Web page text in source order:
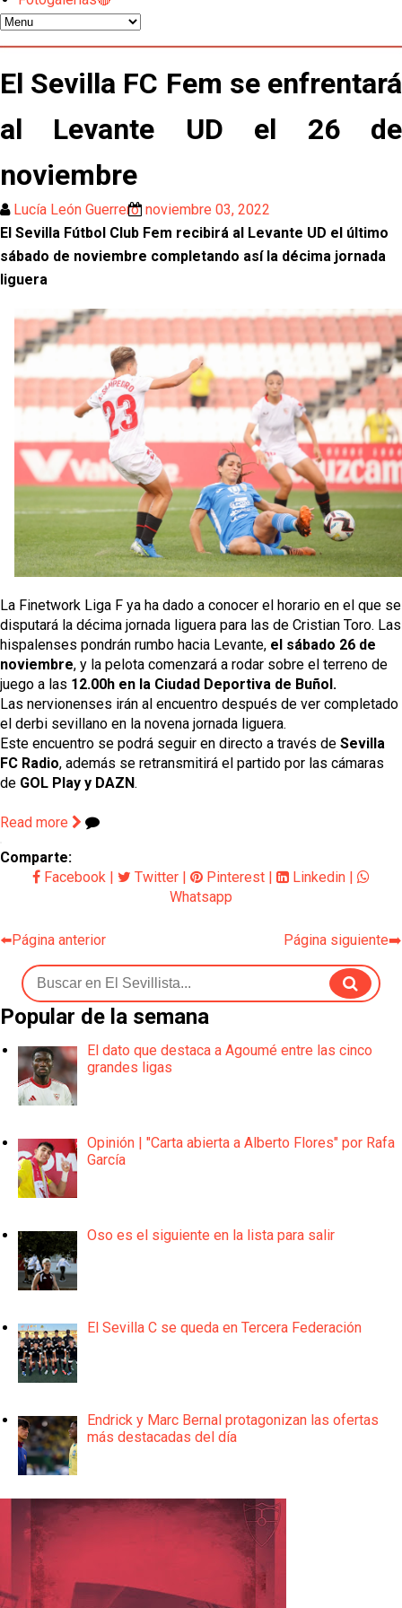
Kochorashvili, seria opción para reforzar el centro
del campo sevillista
Sow muy cerca de cerrar su traspaso al Genoa
Oso es el siguiente en la lista para salir
El Sevilla FC oficializa la cesión de Rafa Mir al Aris
de Salónica
Juanlu se marcha traspasado al Bournemouth
tiene nuevo portero y el Getafe mueve ficha... Las
últimas novedades del mercado de La Liga
Vargas y Sow se incorporan al grupo en la sesión
del martes
Odysseas Vlachodimos: “El objetivo es mejorar la
temporada pasada”
El Sevilla FC empieza a inscribir a los nuevos
fichajes
Opinión | "Carta abierta a Alberto Flores" por Rafa
García
Análisis I Quién es y cómo juega Fran González
El Sevilla FC Fem se enfrentará
al Levante UD el 26 de
noviembre
Lucía León Guerrero noviembre 03, 2022
El Sevilla Fútbol Club Fem recibirá al Levante UD el último
sábado de noviembre completando así la décima jornada
liguera
La Finetwork Liga F ya ha dado a conocer el horario en el que se
disputará la décima jornada liguera para las de Cristian Toro. Las
hispalenses pondrán rumbo hacia Levante, el sábado 26 de
noviembre, y la pelota comenzará a rodar sobre el terreno de
juego a las 12.00h en la Ciudad Deportiva de Buñol.
Las nervionenses irán al encuentro después de ver completado
el derbi sevillano en la novena jornada liguera.
Este encuentro se podrá seguir en directo a través de Sevilla
FC Radio, además se retransmitirá el partido por las cámaras
de GOL Play y DAZN.
Read more
Comparte:
Facebook | Twitter | Pinterest | Linkedin |
Whatsapp
⬅️Página anterior Página siguiente➡️
Popular de la semana
El dato que destaca a Agoumé entre las cinco
grandes ligas
Opinión | "Carta abierta a Alberto Flores" por Rafa
García
Oso es el siguiente en la lista para salir
El Sevilla C se queda en Tercera Federación
Endrick y Marc Bernal protagonizan las ofertas
más destacadas del día